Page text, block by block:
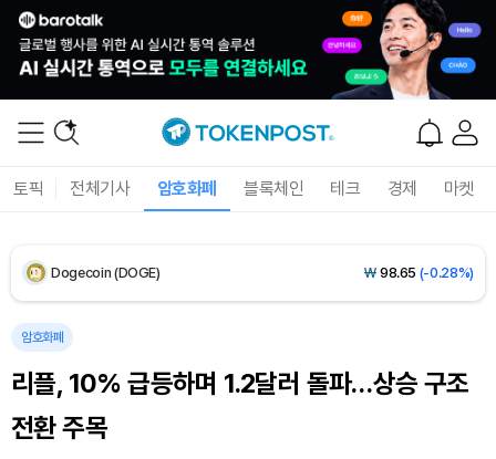
토픽 전체기사 암호화폐 블록체인 테크 경제 마켓
Solana (SOL) ₩ 107,509(+2.23%)
Bitcoin (BTC) 91,234,551 (-0.24%)
암호화폐
리플, 10% 급등하며 1.2달러 돌파…상승 구조
전환 주목